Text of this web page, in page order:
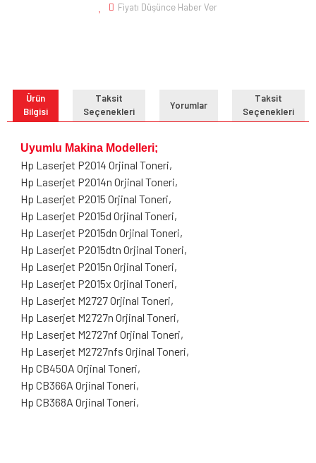
Fiyatı Düşünce Haber Ver
Ürün
Bilgisi
Taksit
Seçenekleri
Yorumlar
Taksit
Seçenekleri
Uyumlu Makina Modelleri;
Hp Laserjet P2014 Orjinal Toneri,
Hp Laserjet P2014n Orjinal Toneri,
Hp Laserjet P2015 Orjinal Toneri,
Hp Laserjet P2015d Orjinal Toneri,
Hp Laserjet P2015dn Orjinal Toneri,
Hp Laserjet P2015dtn Orjinal Toneri,
Hp Laserjet P2015n Orjinal Toneri,
Hp Laserjet P2015x Orjinal Toneri,
Hp Laserjet M2727 Orjinal Toneri,
Hp Laserjet M2727n Orjinal Toneri,
Hp Laserjet M2727nf Orjinal Toneri,
Hp Laserjet M2727nfs Orjinal Toneri,
Hp CB450A Orjinal Toneri,
Hp CB366A Orjinal Toneri,
Hp CB368A Orjinal Toneri,